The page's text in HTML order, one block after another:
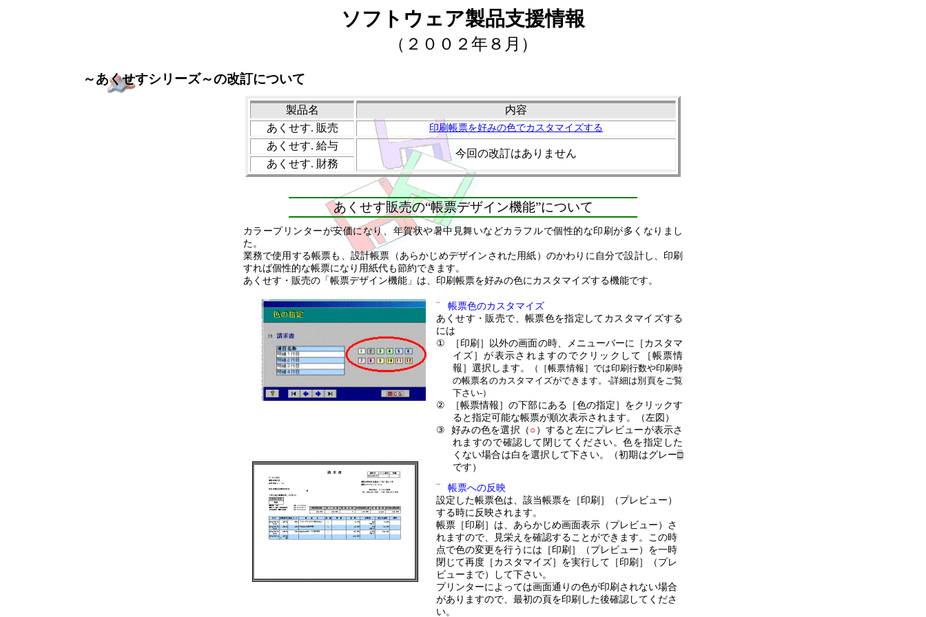
ソフトウェア製品支援情報
（２００２年８月）
～あくせすシリーズ～の改訂について
製品名
内容
あくせす. 販売 印刷帳票を好みの色でカスタマイズする
あくせす. 給与
今回の改訂はありません
あくせす. 財務
あくせす販売の“帳票デザイン機能”について
カラープリンターが安価になり、年賀状や暑中見舞いなどカラフルで個性的な印刷が多くなりまし
た。
業務で使用する帳票も、設計帳票（あらかじめデザインされた用紙）のかわりに自分で設計し、印刷
すれば個性的な帳票になり用紙代も節約できます。
あくせす・販売の「帳票デザイン機能」は、印刷帳票を好みの色にカスタマイズする機能です。
¨
帳票色のカスタマイズ
あくせす・販売で、 帳票色を指定してカスタマイズする
には
①
［印刷］以外の画面の時、メニューバーに［カスタマ
イズ］が表示されますのでクリックして［帳票情
報］選択します。
（［帳票情報］では印刷行数や印刷時
の帳票名のカスタマイズができます。 -詳細は別頁をご覧
下さい-）
②
［帳票情報］の下部にある［色の指定］をクリックす
ると指定可能な帳票が順次表示されます。（左図）
③
好みの色を選択（ ○ ）すると左にプレビューが表示さ
れますので確認して閉じてください。色を指定した
くない場合は白を選択して下さい。（初期はグレー□
です）
¨
帳票への反映
設定した帳票色は、該当帳票を ［印刷］（プレビュー）
する時に反映されます。
帳票［印刷］は、あらかじめ画面表示（プレビュー）さ
れますので、見栄えを確認することができます。この時
点で色の変更を行うには［印刷］
（プレビュー） を一時
閉じて再度［カスタマイズ］を実行して［印刷］（プレ
ビューまで）して下さい。
プリンターによっては画面通りの色が印刷されない場合
がありますので、最初の頁を印刷した後確認してくださ
い。